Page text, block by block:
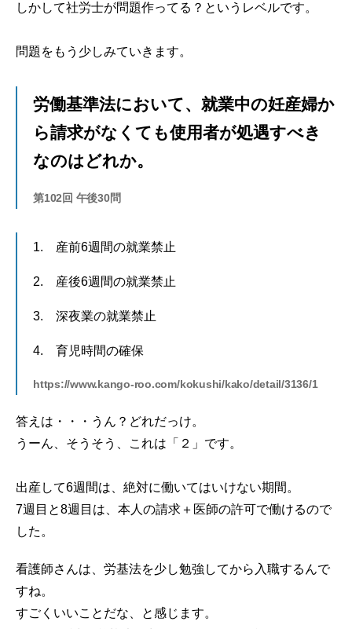
しかして社労士が問題作ってる？というレベルです。
問題をもう少しみていきます。
労働基準法において、就業中の妊産婦か
ら請求がなくても使用者が処遇すべき
なのはどれか。
第102回 午後30問
1. 産前6週間の就業禁止
2. 産後6週間の就業禁止
3. 深夜業の就業禁止
4. 育児時間の確保
https://www.kango-roo.com/kokushi/kako/detail/3136/1
答えは・・・うん？どれだっけ。
うーん、そうそう、これは「２」です。
出産して6週間は、絶対に働いてはいけない期間。
7週目と8週目は、本人の請求＋医師の許可で働けるので
した。
看護師さんは、労基法を少し勉強してから入職するんで
すね。
すごくいいことだな、と感じます。